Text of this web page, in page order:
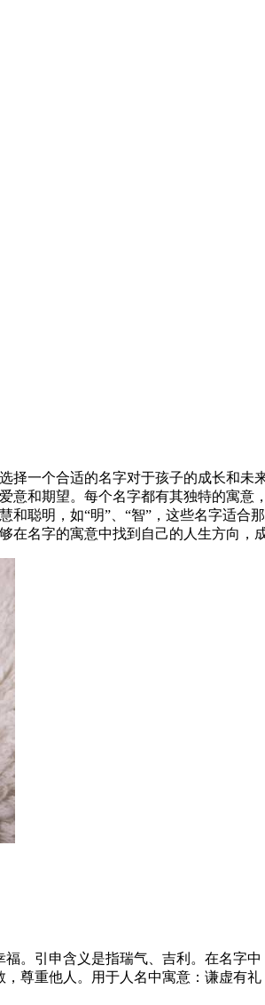
择一个合适的名字对于孩子的成长和
和期望。每个名字都有其独特的寓
聪明，如“明”、“智”，这些名字适
名字的寓意中找到自己的人生方向，
。引申含义是指瑞气、吉利。在名字
尊重他人。用于人名中寓意：谦虚有礼